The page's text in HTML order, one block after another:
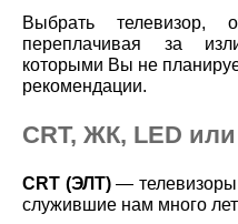
Выбрать телевизор,
переплачивая за
которыми Вы не
рекомендации.
CRT, ЖК, LED
CRT (ЭЛТ)—
служившие нам много